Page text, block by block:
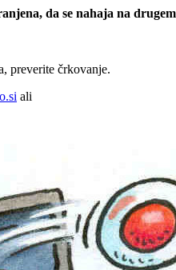
da se nahaja na
preverite črkovanje.
ali